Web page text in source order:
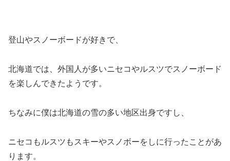
登山やスノーボードが好きで、
北海道では、外国人が多いニセコやルスツでスノーボード
を楽しんできたようです。
ちなみに僕は北海道の雪の多い地区出身ですし、
ニセコもルスツもスキーやスノボーをしに行ったことがあ
ります。